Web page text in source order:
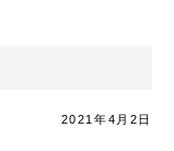
2021年4月2日